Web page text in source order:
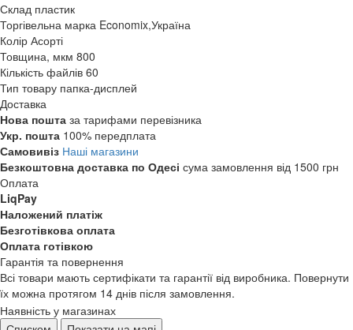
Склад пластик
Торгівельна марка Economix,Україна
Колір Асорті
Товщина, мкм 800
Кількість файлів 60
Тип товару папка-дисплей
Доставка
Нова пошта за тарифами перевізника
Укр. пошта 100% передплата
Самовивіз Наші магазини
Безкоштовна доставка по Одесі сума замовлення від 1500 грн
Оплата
LiqPay
Наложений платіж
Безготівкова оплата
Оплата готівкою
Гарантія та повернення
Всі товари мають сертифікати та гарантії від виробника. Повернути
їх можна протягом 14 днів після замовлення.
Наявність у магазинах